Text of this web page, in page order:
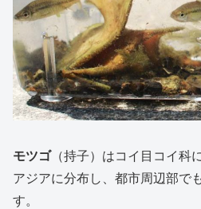
モツゴ（持子）はコイ目コイ科
アジアに分布し、都市周辺部で
す。